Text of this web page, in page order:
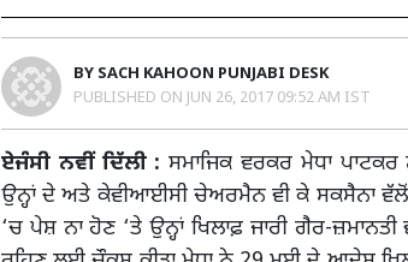
BY SACH KAHOON PUNJABI DESK
PUBLISHED ON JUN 26, 2017 09:52 AM IST
ਏਜੰਸੀ ਨਵੀਂ ਦਿੱਲੀ :ਸਮਾਜਿਕ ਵਰਕਰ ਮੇਧਾ
ਉਨ੍ਹਾਂ ਦੇ ਅਤੇ ਕੇਵੀਆਈਸੀ ਚੇਅਰਮੈਨ ਵੀ ਕੇ ਸਕਸੈਨਾ
‘ਚ ਪੇਸ਼ ਨਾ ਹੋਣ ‘ਤੇ ਉਨ੍ਹਾਂ ਖਿਲਾਫ਼ ਜਾਰੀ ਗੈਰ-